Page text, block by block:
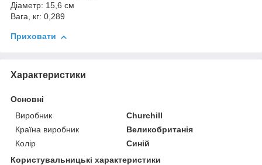
Діаметр: 15,6 см
Вага, кг: 0,289
Приховати
Характеристики
Основні
Виробник
Churchill
Країна виробник
Великобританія
Колір
Синій
Користувальницькі характеристики